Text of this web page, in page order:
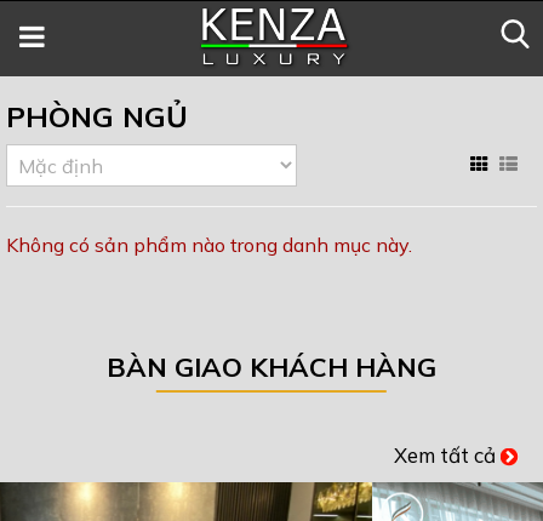
PHÒNG NGỦ
Không có sản phẩm nào trong danh mục này.
BÀN GIAO KHÁCH HÀNG
Xem tất cả